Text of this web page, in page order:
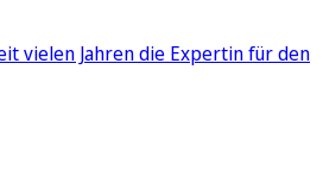
vielen Jahren die Expertin für den